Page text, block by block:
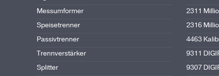
Messumformer
Speisetrenner
Passivtrenner
Trennverstärker
Splitter
2311
2316
4463
9311
9307